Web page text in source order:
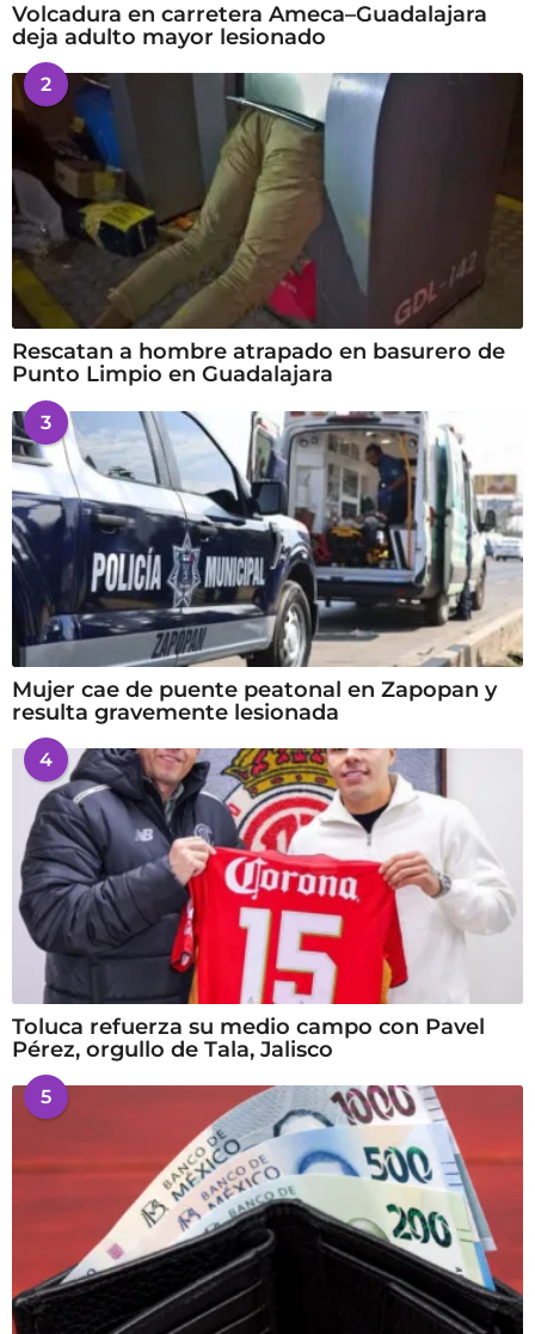
Volcadura en carretera Ameca–Guadalajara
deja adulto mayor lesionado
2
Rescatan a hombre atrapado en basurero de
Punto Limpio en Guadalajara
3
Mujer cae de puente peatonal en Zapopan y
resulta gravemente lesionada
4
Toluca refuerza su medio campo con Pavel
Pérez, orgullo de Tala, Jalisco
5